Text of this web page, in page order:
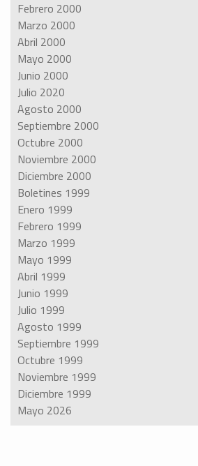
Febrero 2000
Marzo 2000
Abril 2000
Mayo 2000
Junio 2000
Julio 2020
Agosto 2000
Septiembre 2000
Octubre 2000
Noviembre 2000
Diciembre 2000
Boletines 1999
Enero 1999
Febrero 1999
Marzo 1999
Mayo 1999
Abril 1999
Junio 1999
Julio 1999
Agosto 1999
Septiembre 1999
Octubre 1999
Noviembre 1999
Diciembre 1999
Mayo 2026